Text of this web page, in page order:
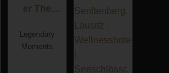
er The
Legendary
Moments